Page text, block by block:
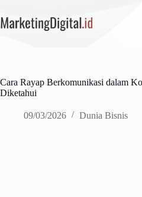
to
content
Cara Rayap Berkomunikasi dalam
Diketahui
09/03/2026 Dunia Bisnis